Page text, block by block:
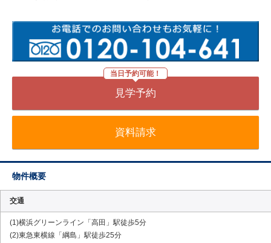
当日予約可能！
見学予約
資料請求
物件概要
交通
(1)横浜グリーンライン「高田」駅徒歩5分
(2)東急東横線「綱島」駅徒歩25分